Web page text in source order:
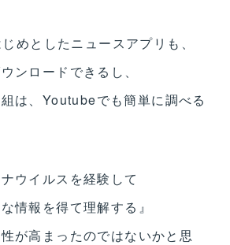
めとしたニュースアプリも、
ンロードできるし、
は、Youtubeでも簡単に調べる
ウイルスを経験して
情報を得て理解する』
が高まったのではないかと思